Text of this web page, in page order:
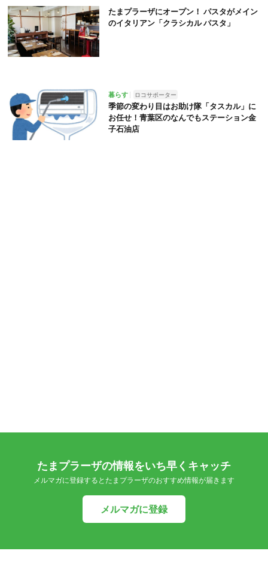
たまプラーザにオープン！ パスタがメイン
のイタリアン「クラシカル パスタ」
暮らす ロコサポーター
季節の変わり目はお助け隊「タスカル」に
お任せ！青葉区のなんでもステーション金
子石油店
たまプラーザの情報をいち早くキャッチ
メルマガに登録するとたまプラーザのおすすめ情報が届きます
メルマガに登録